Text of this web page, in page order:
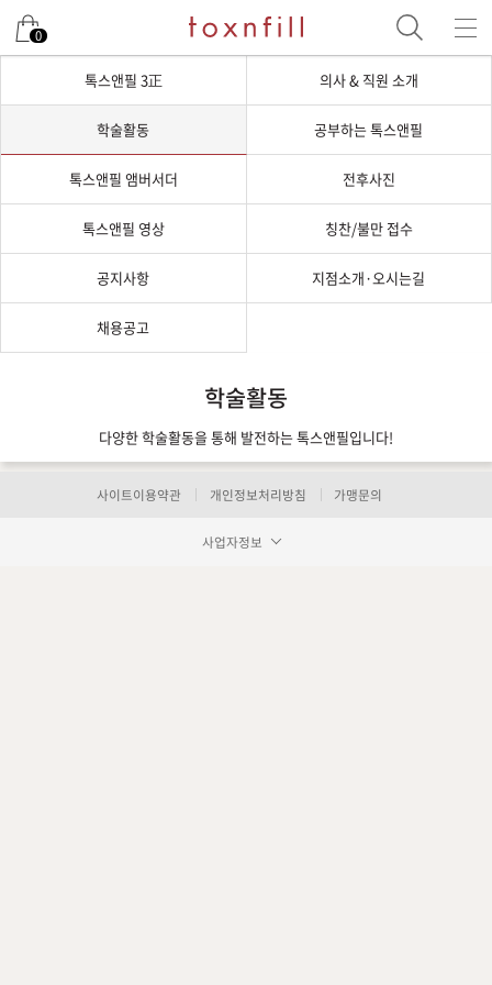
0
톡스앤필 3正 의사 & 직원 소개
학술활동 공부하는 톡스앤필
톡스앤필 앰버서더 전후사진
톡스앤필 영상 칭찬/불만 접수
공지사항 지점소개·오시는길
채용공고
학술활동
다양한 학술활동을 통해 발전하는 톡스앤필입니다!
사이트이용약관 개인정보처리방침 가맹문의
사업자정보